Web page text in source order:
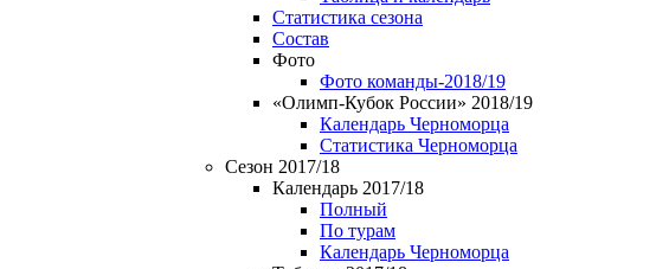
Статистика сезона
Состав
Фото
Фото команды-2018/19
«Олимп-Кубок России» 2018/19
Календарь Черноморца
Статистика Черноморца
Сезон 2017/18
Календарь 2017/18
Полный
По турам
Календарь Черноморца